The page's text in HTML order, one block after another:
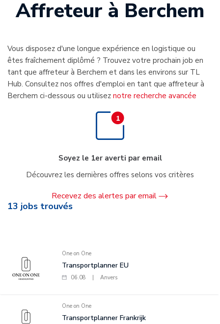
Affreteur à Berchem
Vous disposez d'une longue expérience en logistique ou
êtes fraîchement diplômé ? Trouvez votre prochain job en
tant que affreteur à Berchem et dans les environs sur TL
Hub. Consultez nos offres d'emploi en tant que affreteur à
Berchem ci-dessous ou utilisez notre recherche avancée
Soyez le 1er averti par email
Découvrez les dernières offres selons vos critères
Recevez des alertes par email
13 jobs trouvés
One on One
Transportplanner EU
06.08 Anvers
One on One
Transportplanner Frankrijk